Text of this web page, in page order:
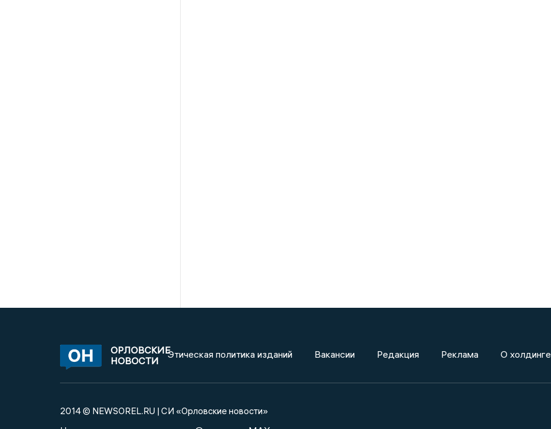
ОРЛОВСКИЕ
НОВОСТИ
Этическая политика изданий Вакансии Редакция Реклама О холдинге
2014 © NEWSOREL.RU | СИ «Орловские новости»